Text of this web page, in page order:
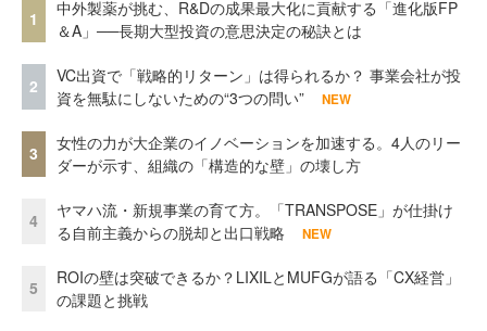
1
中外製薬が挑む、R&Dの成果最大化に貢献する「進化版FP
＆A」──長期大型投資の意思決定の秘訣とは
2
VC出資で「戦略的リターン」は得られるか？ 事業会社が投
資を無駄にしないための“3つの問い”
NEW
3
女性の力が大企業のイノベーションを加速する。4人のリー
ダーが示す、組織の「構造的な壁」の壊し方
4
ヤマハ流・新規事業の育て方。「TRANSPOSE」が仕掛け
る自前主義からの脱却と出口戦略
NEW
5
ROIの壁は突破できるか？LIXILとMUFGが語る「CX経営」
の課題と挑戦